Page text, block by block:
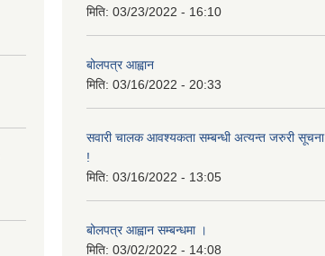
मिति: 03/23/2022 - 16:10
बोलपत्र आह्वान
मिति: 03/16/2022 - 20:33
सवारी चालक आवश्यकता सम्बन्धी अत्यन्त जरुरी सूचना
!
मिति: 03/16/2022 - 13:05
बोलपत्र आह्वान सम्बन्धमा ।
मिति: 03/02/2022 - 14:08